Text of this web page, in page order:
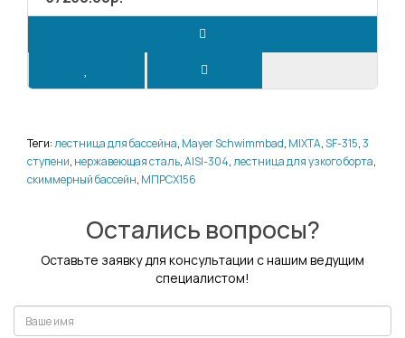
Теги:лестница для бассейна, Mayer Schwimmbad, MIXTA,SF-315,3
ступени, нержавеющая сталь,AISI-304,лестница для узкого борта,
скиммерный бассейн, МПРСХ156
Остались вопросы?
Оставьте заявку для консультации с нашим ведущим
специалистом!